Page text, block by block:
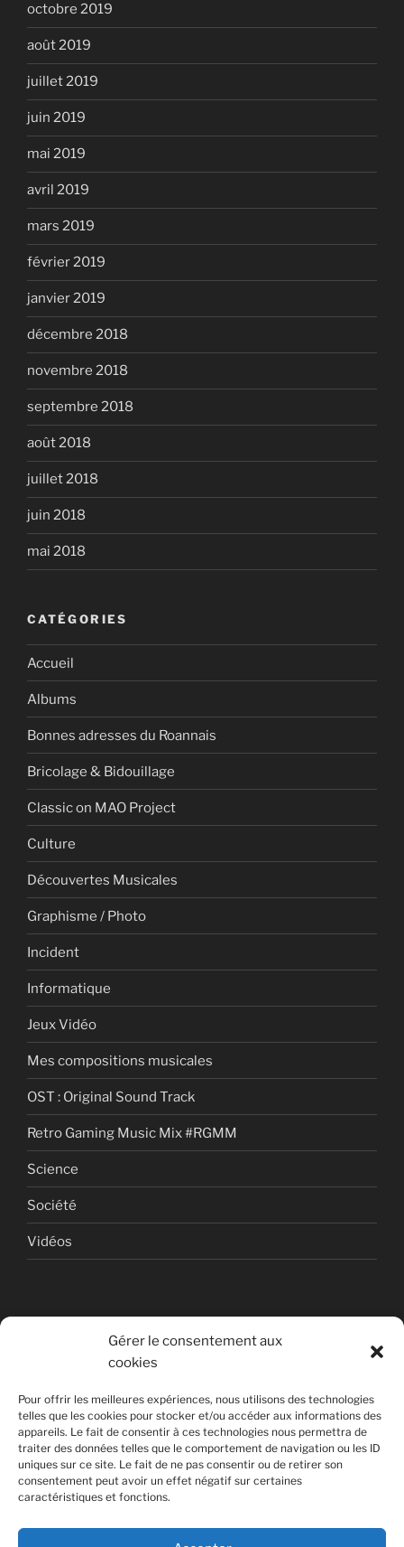
Gérer le consentement aux
cookies
Pour offrir les meilleures expériences, nous utilisons des technologies
telles que les cookies pour stocker et/ou accéder aux informations des
appareils. Le fait de consentir à ces technologies nous permettra de
traiter des données telles que le comportement de navigation ou les ID
uniques sur ce site. Le fait de ne pas consentir ou de retirer son
consentement peut avoir un effet négatif sur certaines
caractéristiques et fonctions.
octobre 2019
août 2019
juillet 2019
juin 2019
mai 2019
avril 2019
mars 2019
février 2019
janvier 2019
décembre 2018
novembre 2018
septembre 2018
août 2018
juillet 2018
juin 2018
mai 2018
CATÉGORIES
Accueil
Albums
Bonnes adresses du Roannais
Bricolage & Bidouillage
Classic on MAO Project
Culture
Découvertes Musicales
Graphisme / Photo
Incident
Informatique
Jeux Vidéo
Mes compositions musicales
OST : Original Sound Track
Retro Gaming Music Mix #RGMM
Science
Société
Vidéos
© Copyright Quentin PETITEVILLE
France - 2008 - 2025
All Rights Reserved
Non affilié à la SACEM